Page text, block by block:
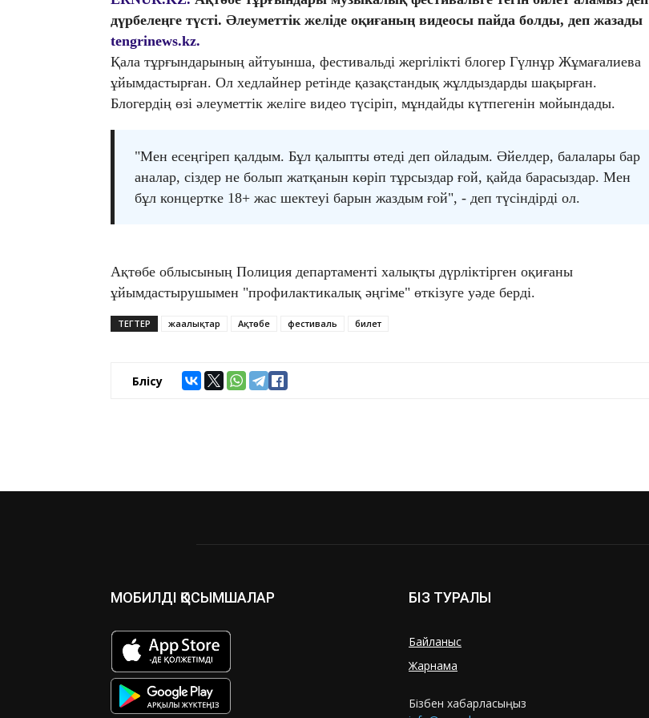
дүрбелеңге түсті. Әлеуметтік желіде оқиғаның видеосы пайда болды, деп жазады
tengrinews.kz.
Қала тұрғындарының айтуынша, фестивальді жергілікті блогер Гүлнұр Жұмағалиева
ұйымдастырған. Ол хедлайнер ретінде қазақстандық жұлдыздарды шақырған.
Блогердің өзі әлеуметтік желіге видео түсіріп, мұндайды күтпегенін мойындады.
"Мен есеңгіреп қалдым. Бұл қалыпты өтеді деп ойладым. Әйелдер, балалары бар
аналар, сіздер не болып жатқанын көріп тұрсыздар ғой, қайда барасыздар. Мен
бұл концертке 18+ жас шектеуі барын жаздым ғой", - деп түсіндірді ол.
Ақтөбе облысының Полиция департаменті халықты дүрліктірген оқиғаны
ұйымдастырушымен "профилактикалық әңгіме" өткізуге уәде берді.
ТЕГТЕР жаңалықтар Ақтөбе фестиваль билет
Бөлісу
МОБИЛДІ ҚОСЫМШАЛАР БІЗ ТУРАЛЫ
Байланыс
Жарнама
Бізбен хабарласыңыз